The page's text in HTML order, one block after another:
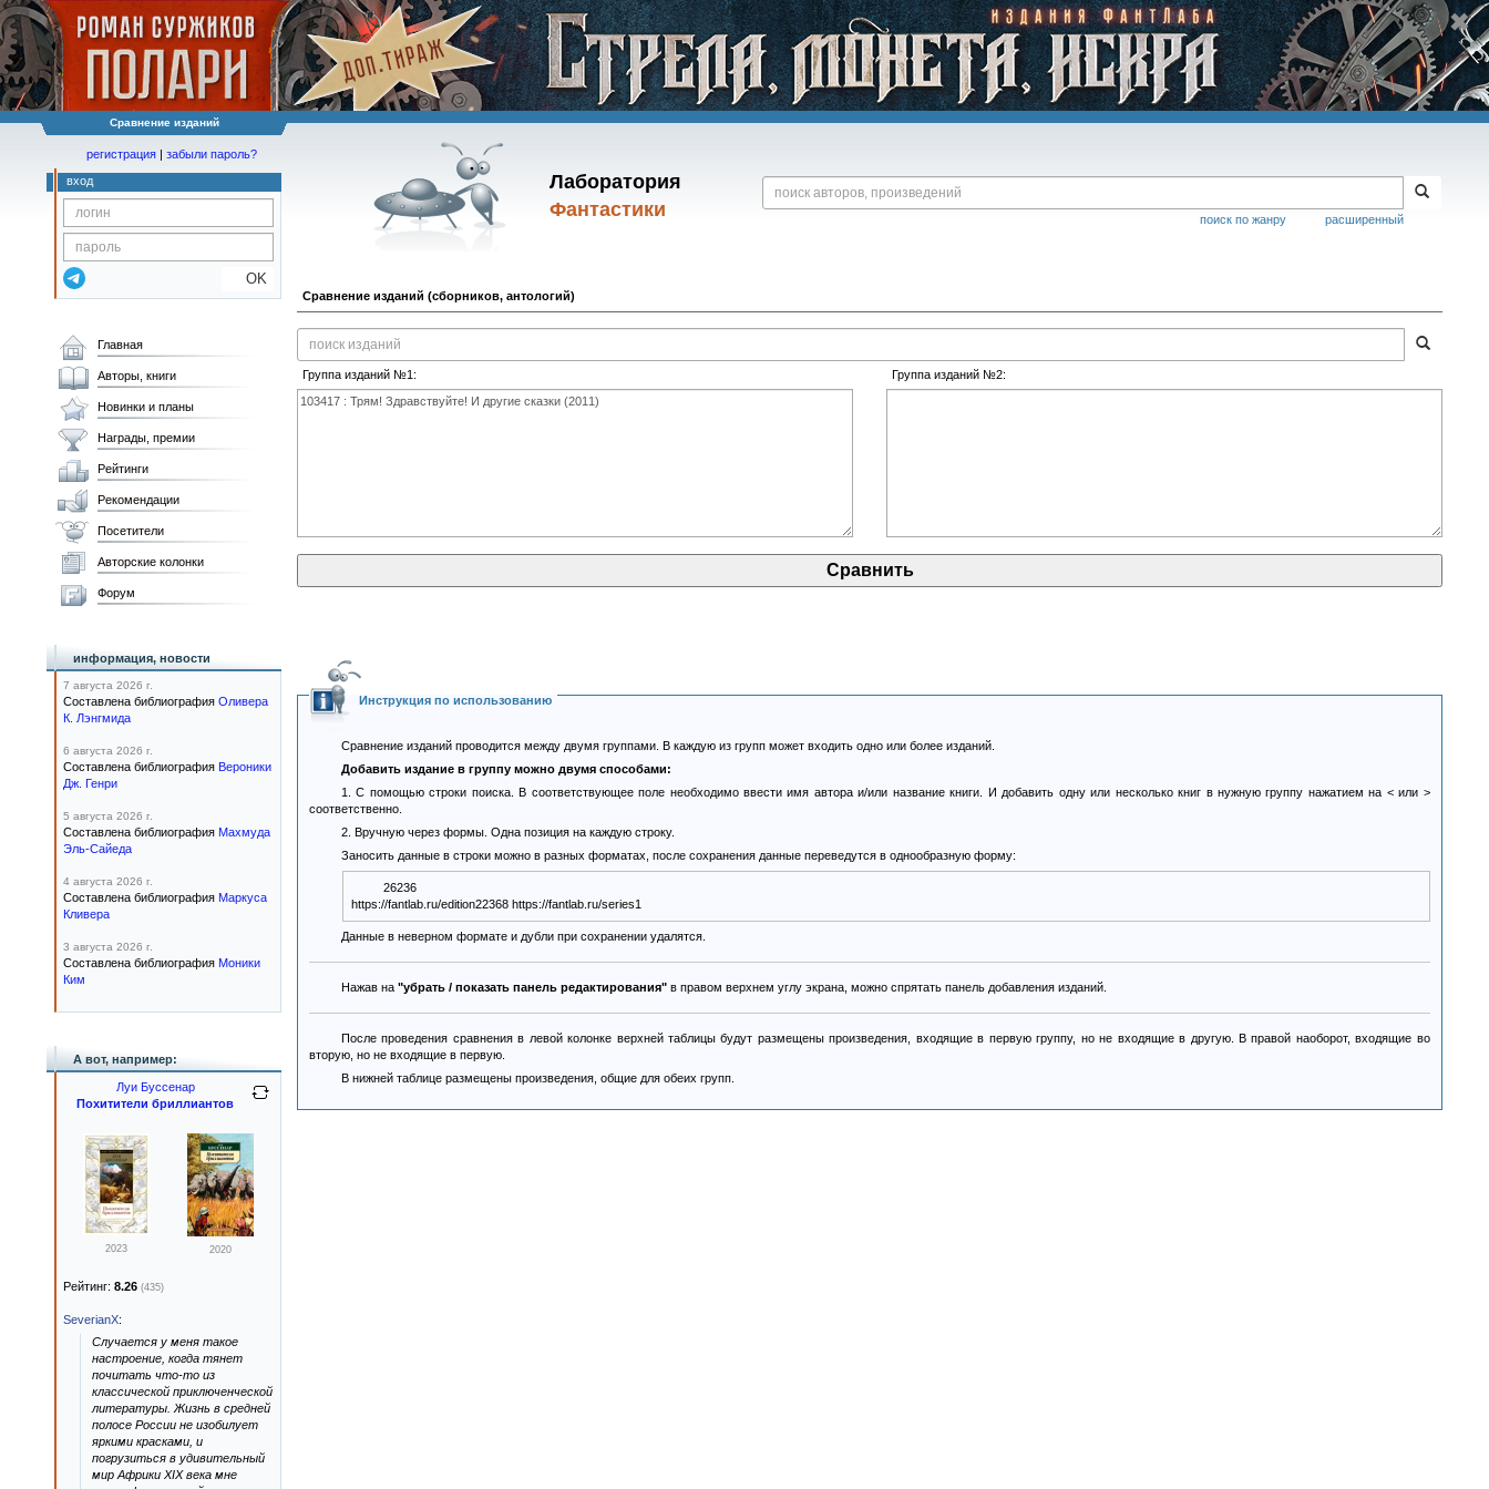
Сравнение изданий
Лаборатория
Фантастики
расширенный
поиск по жанру
регистрация | забыли пароль?
вход
OK
Сравнение изданий (сборников, антологий)
Группа изданий №1: Группа изданий №2:
Инструкция по использованию
Сравнение изданий проводится между двумя группами. В каждую из групп может входить одно или более изданий.
Добавить издание в группу можно двумя способами:
1. С помощью строки поиска. В соответствующее поле необходимо ввести имя автора и/или название книги. И добавить одну или несколько книг в нужную группу нажатием на < или >
соответственно.
2. Вручную через формы. Одна позиция на каждую строку.
Заносить данные в строки можно в разных форматах, после сохранения данные переведутся в однообразную форму:
26236
https://fantlab.ru/edition22368 https://fantlab.ru/series1
Данные в неверном формате и дубли при сохранении удалятся.
Нажав на "убрать / показать панель редактирования"в правом верхнем углу экрана, можно спрятать панель добавления изданий.
После проведения сравнения в левой колонке верхней таблицы будут размещены произведения, входящие в первую группу, но не входящие в другую. В правой наоборот, входящие во
вторую, но не входящие в первую.
В нижней таблице размещены произведения, общие для обеих групп.
Главная
Авторы, книги
Новинки и планы
Награды, премии
Рейтинги
Рекомендации
Посетители
Авторские колонки
Форум
информация, новости
7 августа 2026 г.
Составлена библиография Оливера
К. Лэнгмида
6 августа 2026 г.
Составлена библиография Вероники
Дж. Генри
5 августа 2026 г.
Составлена библиография Махмуда
Эль-Сайеда
4 августа 2026 г.
Составлена библиография Маркуса
Кливера
3 августа 2026 г.
Составлена библиография Моники
Ким
А вот, например:
Луи Буссенар
Похитители бриллиантов
2023 2020
Рейтинг: 8.26 (435)
SeverianX:
Случается у меня такое
настроение, когда тянет
почитать что-то из
классической приключенческой
литературы. Жизнь в средней
полосе России не изобилует
яркими красками, и
погрузиться в удивительный
мир Африки XIX века мне